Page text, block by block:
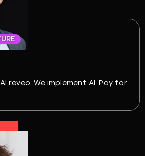
reveo. We implement AI. Pay for